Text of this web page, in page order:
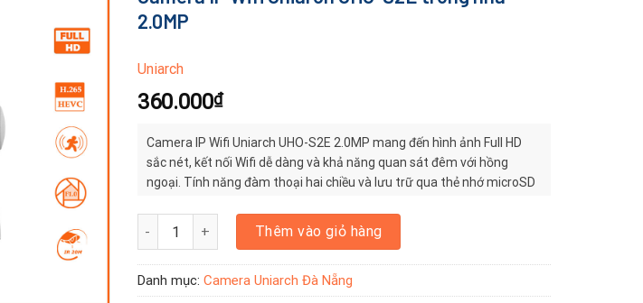
2.0MP
Uniarch
360.000₫
Camera IP Wifi Uniarch UHO-S2E 2.0MP mang đến hình ảnh Full HD
sắc nét, kết nối Wifi dễ dàng và khả năng quan sát đêm với hồng
ngoại. Tính năng đàm thoại hai chiều và lưu trữ qua thẻ nhớ microSD
Camera IP Wifi Uniarch UHO-S2E trong nhà 2.0MP số lượng
Thêm vào giỏ hàng
Danh mục: Camera Uniarch Đà Nẵng